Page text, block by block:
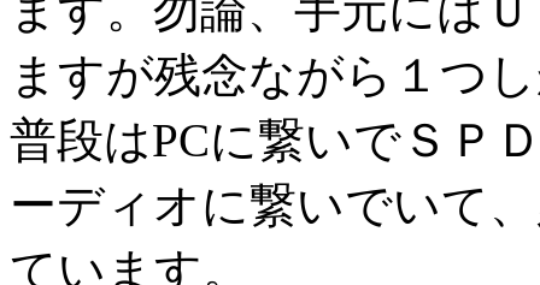
ますが残念ながら１つ
普段はPCに繋いでＳＰ
ーディオに繋いでいて
ています。